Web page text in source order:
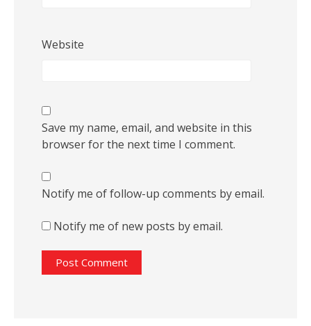
Website
Save my name, email, and website in this
browser for the next time I comment.
Notify me of follow-up comments by email.
Notify me of new posts by email.